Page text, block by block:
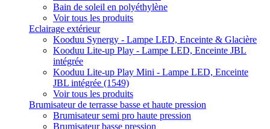
Bain de soleil en polyéthylène
Voir tous les produits
Eclairage extérieur
Kooduu Synergy - Lampe LED, Enceinte & Glacière
Kooduu Lite-up Play - Lampe LED, Enceinte JBL
intégrée
Kooduu Lite-up Play Mini - Lampe LED, Enceinte
JBL intégrée (1549)
Voir tous les produits
Brumisateur de terrasse basse et haute pression
Brumisateur semi pro haute pression
Brumisateur basse pression